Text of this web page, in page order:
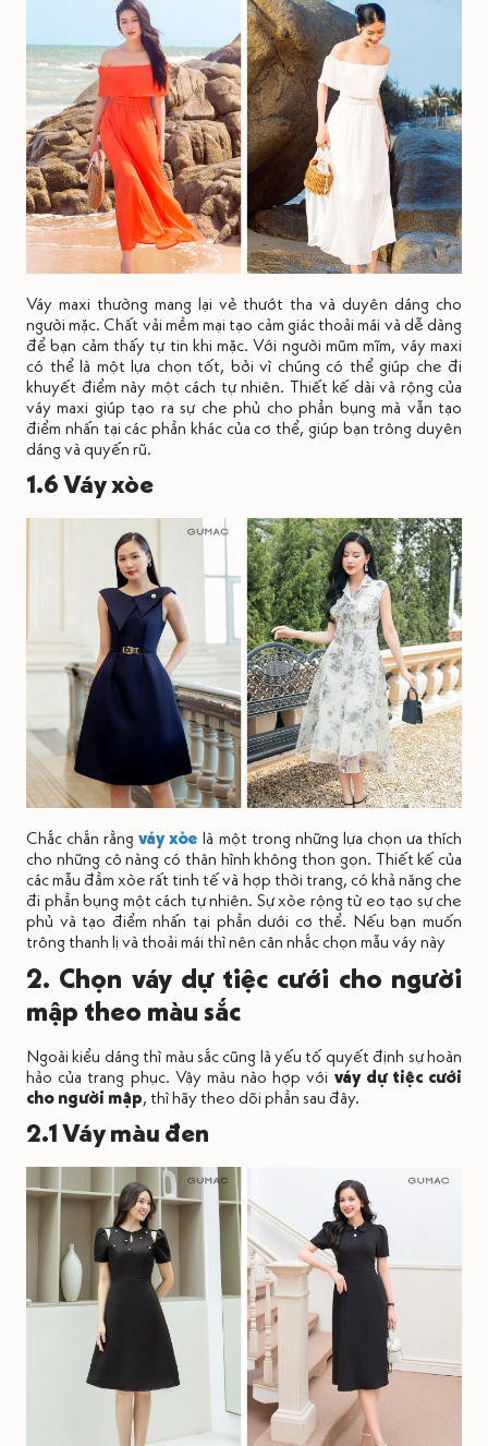
Váy maxi thường mang lại vẻ thướt tha và duyên dáng cho
người mặc. Chất vải mềm mại tạo cảm giác thoải mái và dễ dàng
để bạn cảm thấy tự tin khi mặc. Với người mũm mĩm, váy maxi
có thể là một lựa chọn tốt, bởi vì chúng có thể giúp che đi
khuyết điểm này một cách tự nhiên. Thiết kế dài và rộng của
váy maxi giúp tạo ra sự che phủ cho phần bụng mà vẫn tạo
điểm nhấn tại các phần khác của cơ thể, giúp bạn trông duyên
dáng và quyến rũ.
1.6 Váy xòe
Chắc chắn rằngváy xòe là một trong những lựa chọn ưa thích
cho những cô nàng có thân hình không thon gọn. Thiết kế của
các mẫu đầm xòe rất tinh tế và hợp thời trang, có khả năng che
đi phần bụng một cách tự nhiên. Sự xòe rộng từ eo tạo sự che
phủ và tạo điểm nhấn tại phần dưới cơ thể. Nếu bạn muốn
trông thanh lị và thoải mái thì nên cân nhắc chọn mẫu váy này
2. Chọn váy dự tiệc cưới cho người
mập theo màu sắc
Ngoài kiểu dáng thì màu sắc cũng là yếu tố quyết định sự hoàn
hảo của trang phục. Vậy màu nào hợp với váy dự tiệc cưới
cho người mập, thì hãy theo dõi phần sau đây.
2.1 Váy màu đen